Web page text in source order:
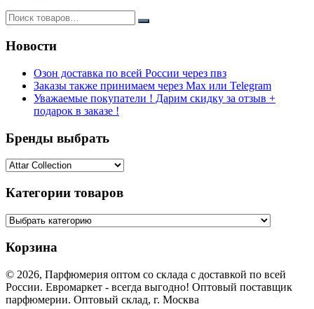
Новости
Озон доставка по всей России через пвз
Заказы также принимаем через Max или Telegram
Уважаемые покупатели ! Дарим скидку за отзыв +
подарок в заказе !
Бренды выбрать
Категории товаров
Корзина
© 2026, Парфюмерия оптом со склада с доставкой по всей
России. Евромаркет - всегда выгодно! Оптовый поставщик
парфюмерии. Оптовый склад, г. Москва